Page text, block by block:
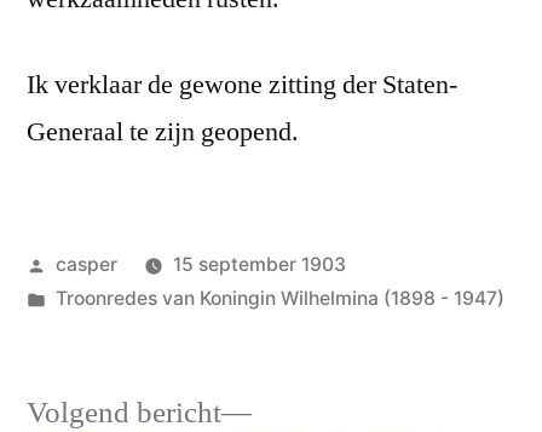
Ik verklaar de gewone zitting der Staten-
Generaal te zijn geopend.
Geplaatst
door
casper
15 september 1903
Geplaatst
Troonredes van Koningin Wilhelmina (1898 - 1947)
Volgend bericht
Volgend